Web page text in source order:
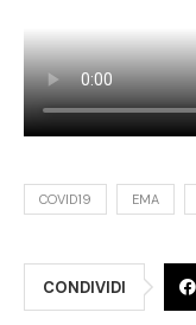
COVID19 EMA
CONDIVIDI